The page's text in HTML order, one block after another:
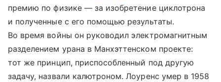
премию по физике — за изобретение циклотрона
и полученные с его помощью результаты.
Во время войны он руководил электромагнитным
разделением урана в Манхэттенском проекте:
тот же принцип, приспособленный под другую
задачу, назвали калютроном. Лоуренс умер в 1958